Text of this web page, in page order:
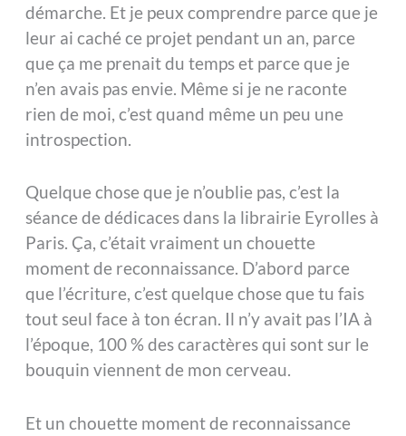
démarche. Et je peux comprendre parce que je
leur ai caché ce projet pendant un an, parce
que ça me prenait du temps et parce que je
n’en avais pas envie. Même si je ne raconte
rien de moi, c’est quand même un peu une
introspection.
Quelque chose que je n’oublie pas, c’est la
séance de dédicaces dans la librairie Eyrolles à
Paris. Ça, c’était vraiment un chouette
moment de reconnaissance. D’abord parce
que l’écriture, c’est quelque chose que tu fais
tout seul face à ton écran. Il n’y avait pas l’IA à
l’époque, 100 % des caractères qui sont sur le
bouquin viennent de mon cerveau.
Et un chouette moment de reconnaissance